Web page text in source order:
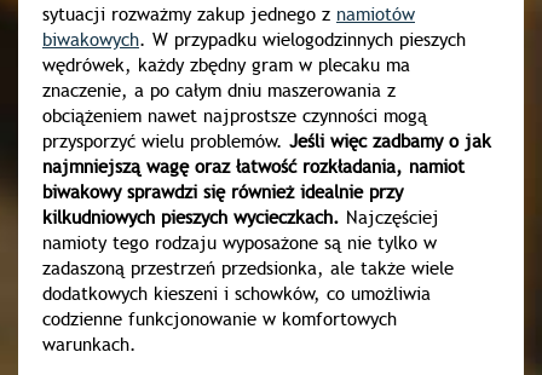
sytuacji rozważmy zakup jednego z namiotów
biwakowych. W przypadku wielogodzinnych pieszych
wędrówek, każdy zbędny gram w plecaku ma
znaczenie, a po całym dniu maszerowania z
obciążeniem nawet najprostsze czynności mogą
przysporzyć wielu problemów. Jeśli więc zadbamy o jak
najmniejszą wagę oraz łatwość rozkładania, namiot
biwakowy sprawdzi się również idealnie przy
kilkudniowych pieszych wycieczkach. Najczęściej
namioty tego rodzaju wyposażone są nie tylko w
zadaszoną przestrzeń przedsionka, ale także wiele
dodatkowych kieszeni i schowków, co umożliwia
codzienne funkcjonowanie w komfortowych
warunkach.